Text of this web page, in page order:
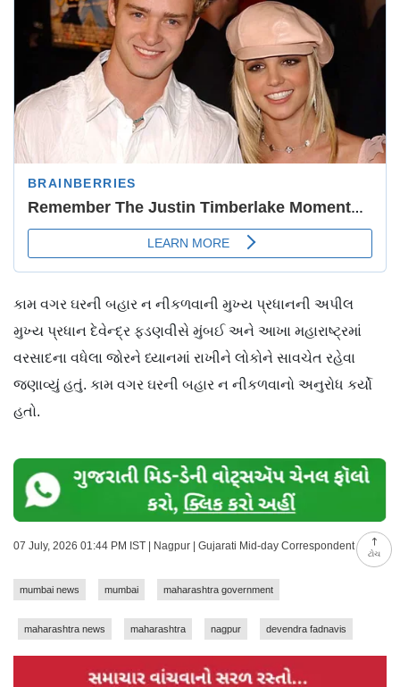
ટોચ
કામ વગર ઘરની બહાર ન નીકળવાની મુખ્ય પ્રધાનની અપીલ
મુખ્ય પ્રધાન દેવેન્દ્ર ફડણવીસે મુંબઈ અને આખા મહારાષ્ટ્રમાં
વરસાદના વધેલા જોરને ધ્યાનમાં રાખીને લોકોને સાવચેત રહેવા
જણાવ્યું હતું. કામ વગર ઘરની બહાર ન નીકળવાનો અનુરોધ કર્યો
હતો.
07 July, 2026 01:44 PM IST | Nagpur | Gujarati Mid-day Correspondent
mumbai news mumbai maharashtra government
maharashtra news maharashtra nagpur devendra fadnavis